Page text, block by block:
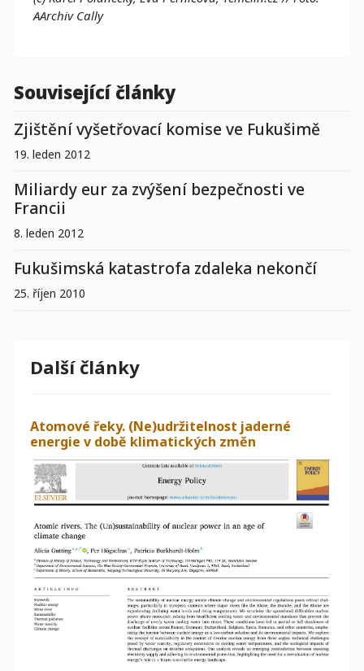
AArchiv Cally
Související články
Zjištění vyšetřovací komise ve Fukušimě
19. leden 2012
Miliardy eur za zvýšení bezpečnosti ve
Francii
8. leden 2012
Fukušimská katastrofa zdaleka nekončí
25. říjen 2010
Další články
Atomové řeky. (Ne)udržitelnost jaderné
energie v době klimatických změn